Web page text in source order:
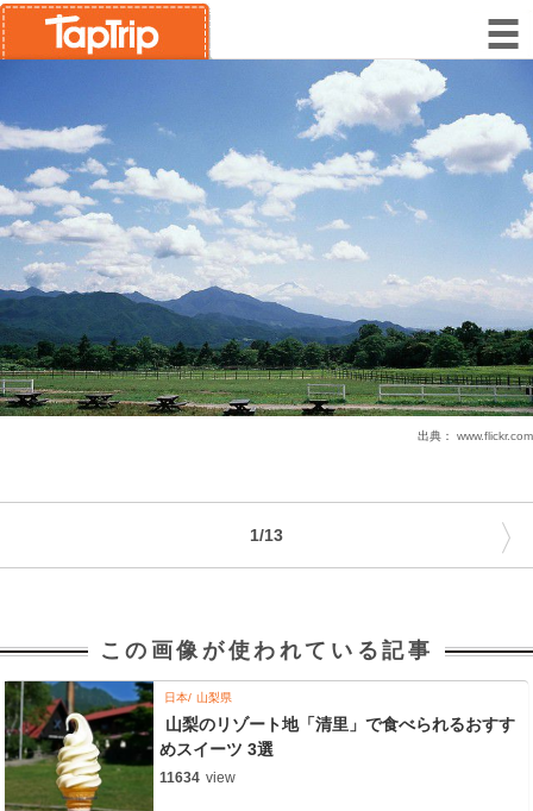
出典： www.flickr.com
1/13 〉
この画像が使われている記事
日本 山梨県
山梨のリゾート地「清里」で食べられるおすす
めスイーツ 3選
11634 view